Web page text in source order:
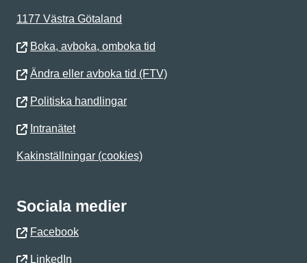
1177 Västra Götaland
Boka, avboka, omboka tid
Ändra eller avboka tid (FTV)
Politiska handlingar
Intranätet
Kakinställningar (cookies)
Sociala medier
Facebook
LinkedIn